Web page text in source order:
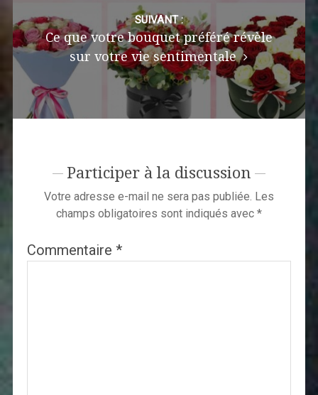
SUIVANT :
Ce que votre bouquet préféré révèle
sur votre vie sentimentale
Participer à la discussion
Votre adresse e-mail ne sera pas publiée. Les
champs obligatoires sont indiqués avec *
Commentaire *